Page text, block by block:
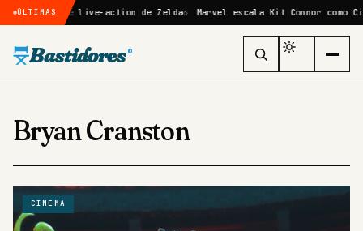
ÚLTIMAS
filme live-action de Zelda Marvel escala Kit Connor como Ciclope
Bastidores ®
Bryan Cranston
CINEMA